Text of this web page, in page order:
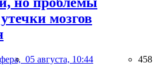
мозгов
05 августа, 10:44 458